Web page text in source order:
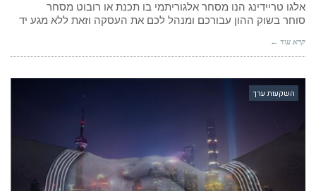
אלגו טריידינג הנו מסחר אלגוריתמי בו תכנת או רובוט מסחר
סוחר בשוק ההון עבורכם ומנהל לכם את העסקה וזאת ללא מגע יד
קרא עוד ←
השקעות ערך